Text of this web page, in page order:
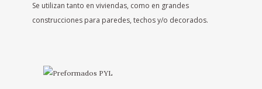
Se utilizan tanto en viviendas, como en grandes
construcciones para paredes, techos y/o decorados.